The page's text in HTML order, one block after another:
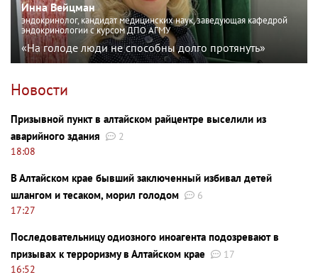
Инна Вейцман
эндокринолог, кандидат медицинских наук, заведующая кафедрой
эндокринологии с курсом ДПО АГМУ
«На голоде люди не способны долго протянуть»
Новости
Призывной пункт в алтайском райцентре выселили из
аварийного здания
2
18:08
В Алтайском крае бывший заключенный избивал детей
шлангом и тесаком, морил голодом
6
17:27
Последовательницу одиозного иноагента подозревают в
призывах к терроризму в Алтайском крае
17
16:52